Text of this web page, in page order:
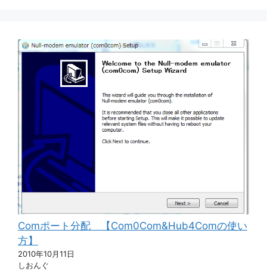
Comポート分配 【Com0Com&Hub4Comの使い
方】
2010年10月11日
しおんぐ